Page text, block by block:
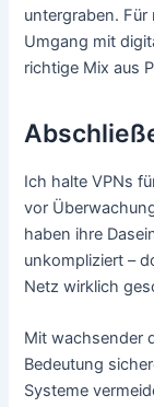
untergraben.
Umgang mit
richtige Mix aus
Ich halte VPNs
vor
haben ihre
unkompliziert –
Netz wirklich
Mit wachsender
Bedeutung
Systeme